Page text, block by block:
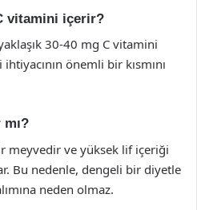
vitamini içerir?
30-40 mg C vitamini
önemli bir kısmını
meyvedir ve yüksek lif içeriği
Bu nedenle, dengeli bir diyetle
neden olmaz.